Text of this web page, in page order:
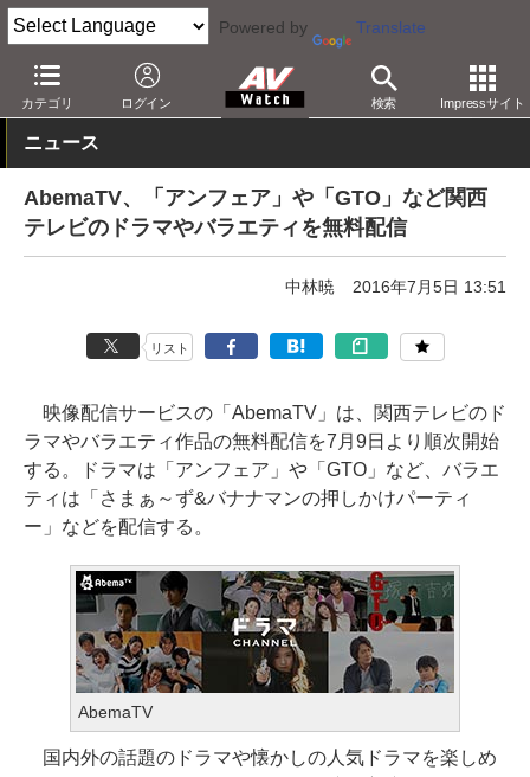
Powered by Translate
カテゴリ ログイン 検索 Impressサイト
AV Watch コンテンツ・サービス 映像配信 AbemaTV
ニュース
AbemaTV、「アンフェア」や「GTO」など関西
テレビのドラマやバラエティを無料配信
中林暁 2016年7月5日 13:51
リスト
映像配信サービスの「AbemaTV」は、関西テレビのド
ラマやバラエティ作品の無料配信を7月9日より順次開始
する。ドラマは「アンフェア」や「GTO」など、バラエ
ティは「さまぁ～ず&バナナマンの押しかけパーティ
ー」などを配信する。
AbemaTV
国内外の話題のドラマや懐かしの人気ドラマを楽しめ